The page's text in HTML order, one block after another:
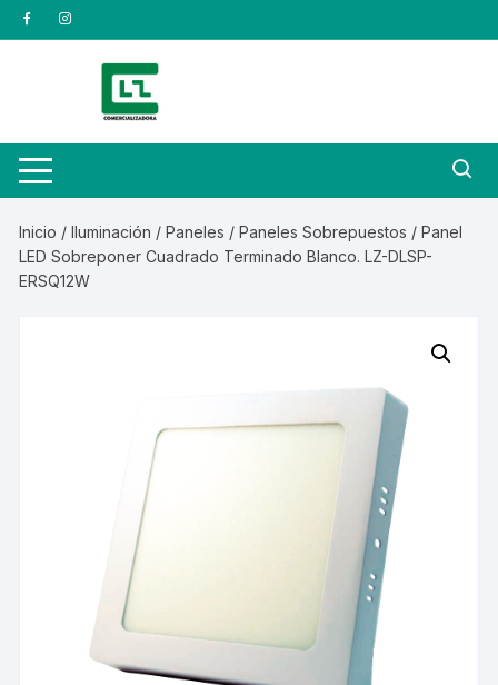
Saltar
al
Inicio /Iluminación /Paneles /Paneles Sobrepuestos / Panel
LED Sobreponer Cuadrado Terminado Blanco. LZ-DLSP-
ERSQ12W